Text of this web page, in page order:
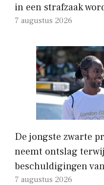
in een strafzaak
7 augustus 2026
De jongste zwarte
neemt ontslag
beschuldigingen
7 augustus 2026